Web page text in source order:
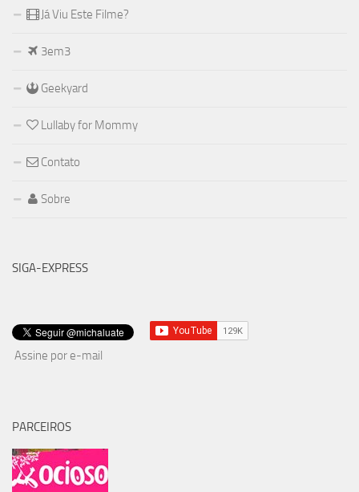
Já Viu Este Filme?
3em3
Geekyard
Lullaby for Mommy
Contato
Sobre
SIGA-EXPRESS
Assine por e-mail
PARCEIROS